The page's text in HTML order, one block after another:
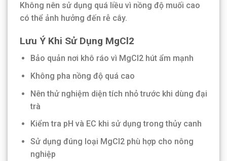
Không nên sử dụng quá liều vì nồng độ muối cao
có thể ảnh hưởng đến rễ cây.
Lưu Ý Khi Sử Dụng MgCl2
Bảo quản nơi khô ráo vì MgCl2 hút ẩm mạnh
Không pha nồng độ quá cao
Nên thử nghiệm diện tích nhỏ trước khi dùng đại
trà
Kiểm tra pH và EC khi sử dụng trong thủy canh
Sử dụng đúng loại MgCl2 phù hợp cho nông
nghiệp